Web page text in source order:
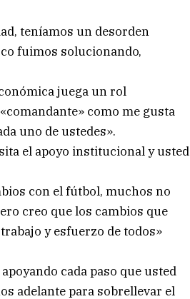
teníamos un desorden
fuimos solucionando,
juega un rol
como me gusta
uno de ustedes».
el apoyo institucional y usted
con el fútbol, muchos no
creo que los cambios que
y esfuerzo de todos»
cada paso que usted
adelante para sobrellevar el